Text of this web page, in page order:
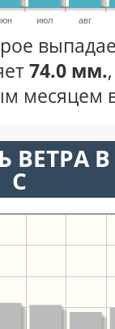
июл авг
74.0 мм.
месяцем
ВЕТРА
С